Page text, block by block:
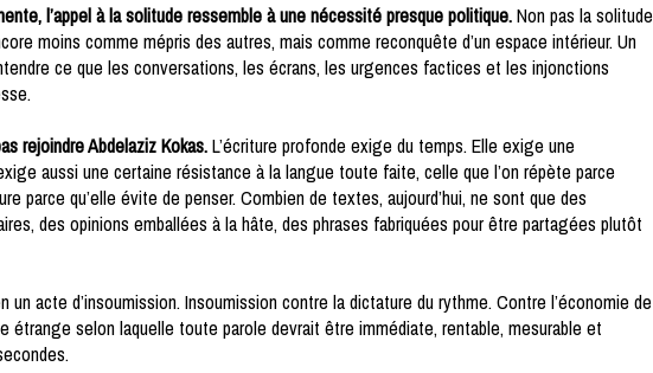
l’appel à la solitude ressemble à une nécessité presque politique.Non pas la solitude
moins comme mépris des autres, mais comme reconquête d’un espace intérieur. Un
ce que les conversations, les écrans, les urgences factices et les injonctions
rejoindre Abdelaziz Kokas.L’écriture profonde exige du temps. Elle exige une
aussi une certaine résistance à la langue toute faite, celle que l’on répète parce
parce qu’elle évite de penser. Combien de textes, aujourd’hui, ne sont que des
des opinions emballées à la hâte, des phrases fabriquées pour être partagées plutôt
un acte d’insoumission. Insoumission contre la dictature du rythme. Contre l’économie de
étrange selon laquelle toute parole devrait être immédiate, rentable, mesurable et